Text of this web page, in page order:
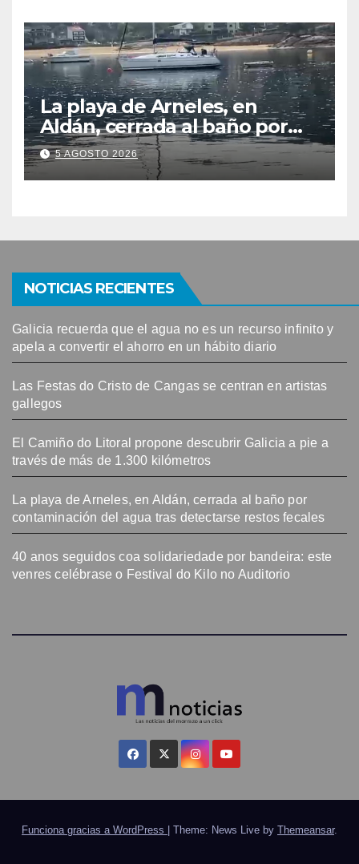
La playa de Arneles, en
Aldán, cerrada al baño por
contaminación del agua tras
detectarse restos fecales
5 AGOSTO 2026
NOTICIAS RECIENTES
Galicia recuerda que el agua no es un recurso infinito y
apela a convertir el ahorro en un hábito diario
Las Festas do Cristo de Cangas se centran en artistas
gallegos
El Camiño do Litoral propone descubrir Galicia a pie a
través de más de 1.300 kilómetros
La playa de Arneles, en Aldán, cerrada al baño por
contaminación del agua tras detectarse restos fecales
40 anos seguidos coa solidariedade por bandeira: este
venres celébrase o Festival do Kilo no Auditorio
Funciona gracias a WordPress Theme: News Live by Themeansar.